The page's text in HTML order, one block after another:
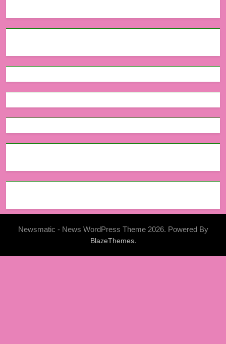
Newsmatic - News WordPress Theme 2026. Powered By
BlazeThemes.